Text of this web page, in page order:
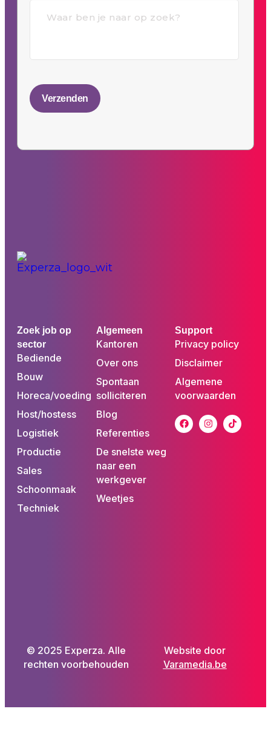
Verzenden
Zoek job op
sector
Bediende
Bouw
Horeca/voeding
Host/hostess
Logistiek
Productie
Sales
Schoonmaak
Techniek
Algemeen
Kantoren
Over ons
Spontaan
solliciteren
Blog
Referenties
De snelste weg
naar een
werkgever
Weetjes
Support
Privacy policy
Disclaimer
Algemene
voorwaarden
© 2025 Experza. Alle
rechten voorbehouden
Website door
Varamedia.be